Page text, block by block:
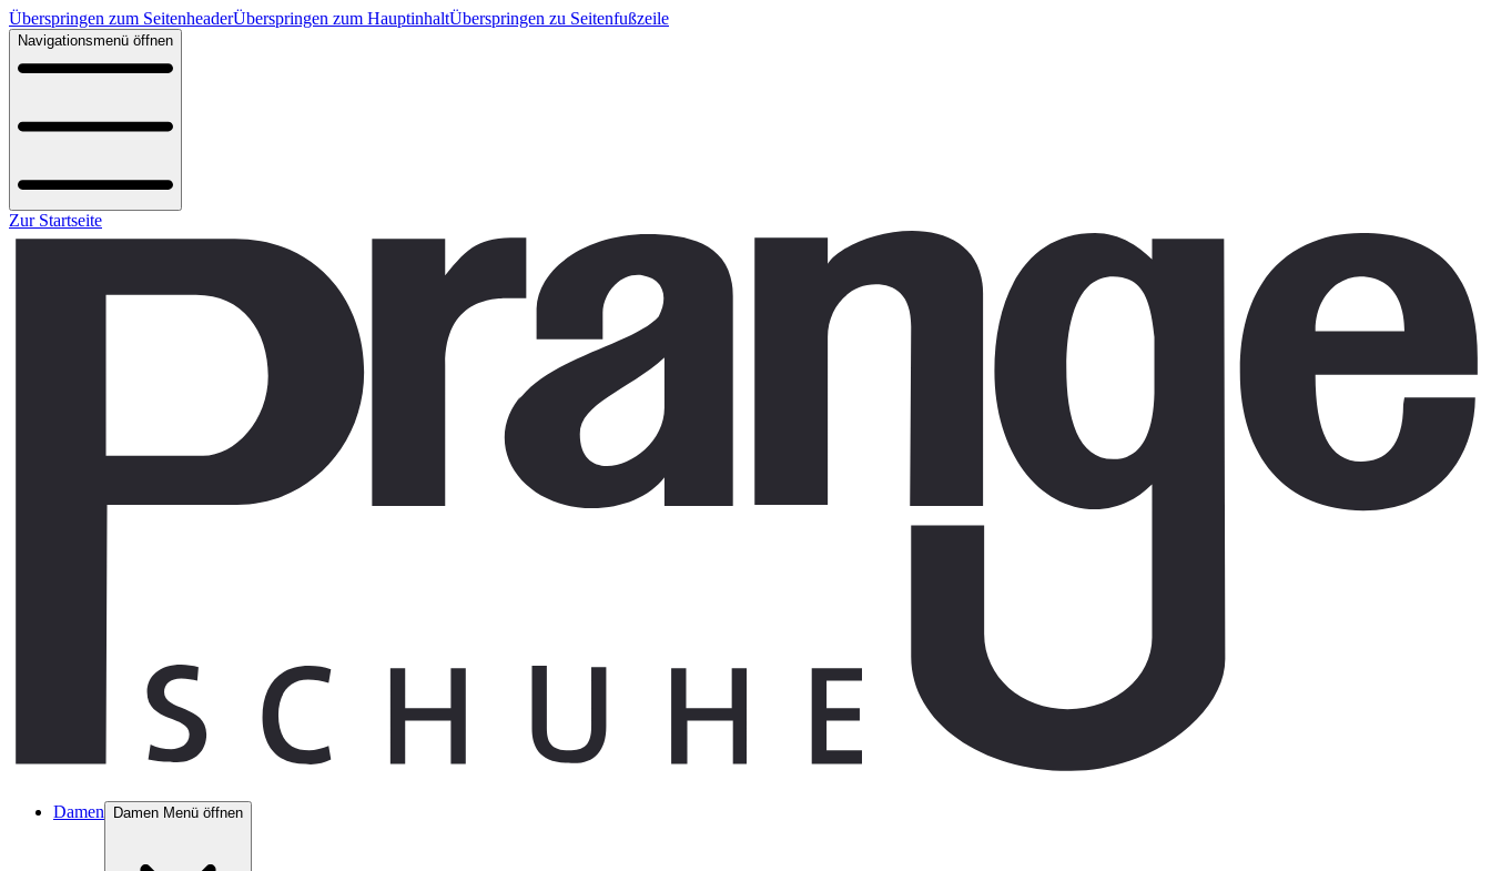
Überspringen zum SeitenheaderÜberspringen zum HauptinhaltÜberspringen zu Seitenfußzeile
Navigationsmenü öffnen
Zur Startseite
Damen Damen Menü öffnen